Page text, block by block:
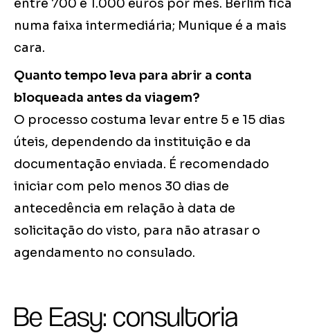
entre 700 e 1.000 euros por mês. Berlim fica
numa faixa intermediária; Munique é a mais
cara.
Quanto tempo leva para abrir a conta
bloqueada antes da viagem?
O processo costuma levar entre 5 e 15 dias
úteis, dependendo da instituição e da
documentação enviada. É recomendado
iniciar com pelo menos 30 dias de
antecedência em relação à data de
solicitação do visto, para não atrasar o
agendamento no consulado.
Be Easy: consultoria